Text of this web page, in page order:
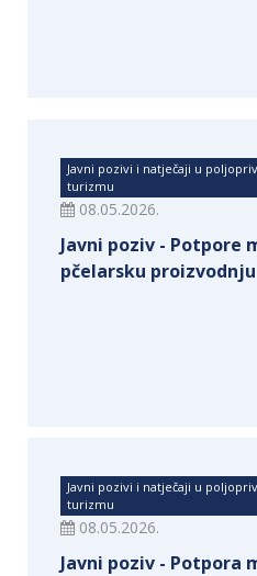
Javni pozivi i natječaji u
turizmu
08.05.2026.
Javni poziv - Potpore
pčelarsku proizvodnju
Javni pozivi i natječaji u
turizmu
08.05.2026.
Javni poziv - Potpora